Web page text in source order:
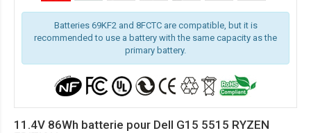
Batteries 69KF2 and 8FCTC are compatible, but it is
recommended to use a battery with the same capacity as the
primary battery.
11.4V 86Wh batterie pour Dell G15 5515 RYZEN